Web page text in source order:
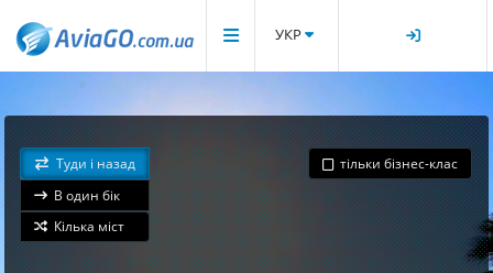
УКР
Туди і назад
В один бік
Кілька міст
тільки бізнес-клас